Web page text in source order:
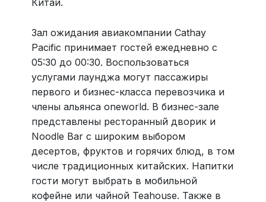
Китай.
Зал ожидания авиакомпании Cathay
Pacific принимает гостей ежедневно с
05:30 до 00:30. Воспользоваться
услугами лаунджа могут пассажиры
первого и бизнес-класса перевозчика и
члены альянса oneworld. В бизнес-зале
представлены ресторанный дворик и
Noodle Bar с широким выбором
десертов, фруктов и горячих блюд, в том
числе традиционных китайских. Напитки
гости могут выбрать в мобильной
кофейне или чайной Teahouse. Также в